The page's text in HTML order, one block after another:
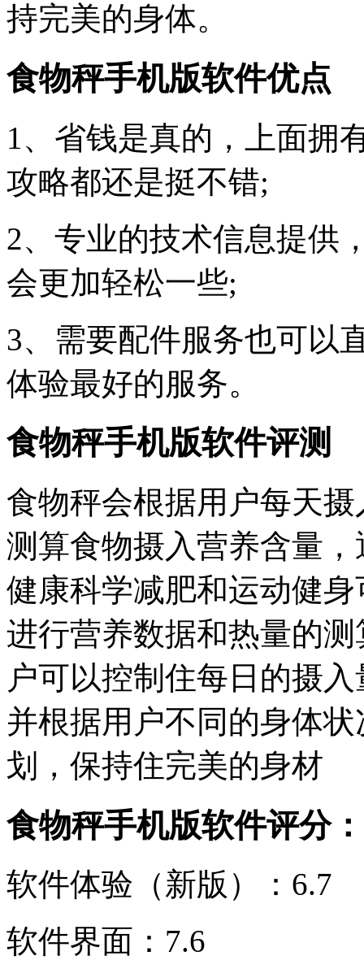
持完美的身体。
食物秤手机版软件优点
1、省钱是真的，上面拥
攻略都还是挺不错;
2、专业的技术信息提供
会更加轻松一些;
3、需要配件服务也可以
体验最好的服务。
食物秤手机版软件评测
食物秤会根据用户每天
测算食物摄入营养含量
健康科学减肥和运动健
进行营养数据和热量的
户可以控制住每日的摄
并根据用户不同的身体
划，保持住完美的身材
食物秤手机版软件评分
软件体验（新版）：6.7
软件界面：7.6